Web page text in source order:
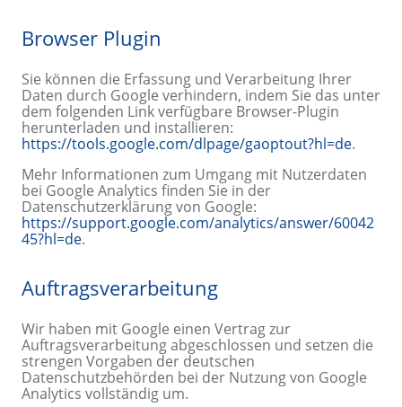
Browser Plugin
Sie können die Erfassung und Verarbeitung Ihrer
Daten durch Google verhindern, indem Sie das unter
dem folgenden Link verfügbare Browser-Plugin
herunterladen und installieren:
https://tools.google.com/dlpage/gaoptout?hl=de.
Mehr Informationen zum Umgang mit Nutzerdaten
bei Google Analytics finden Sie in der
Datenschutzerklärung von Google:
https://support.google.com/analytics/answer/60042
45?hl=de.
Auftragsverarbeitung
Wir haben mit Google einen Vertrag zur
Auftragsverarbeitung abgeschlossen und setzen die
strengen Vorgaben der deutschen
Datenschutzbehörden bei der Nutzung von Google
Analytics vollständig um.